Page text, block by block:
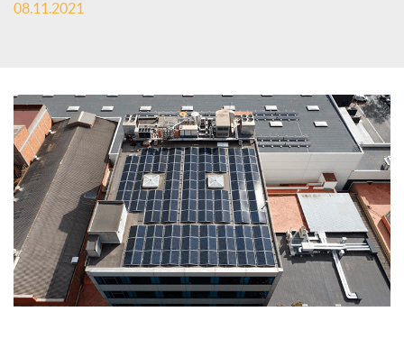
s
o
c
i
a
08.11.2021